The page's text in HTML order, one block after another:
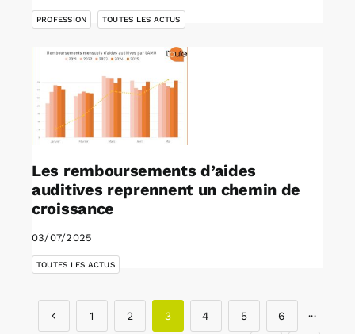
PROFESSION TOUTES LES ACTUS
Les remboursements d’aides
auditives reprennent un chemin de
croissance
03/07/2025
TOUTES LES ACTUS
1 2 3 4 5 6 ···